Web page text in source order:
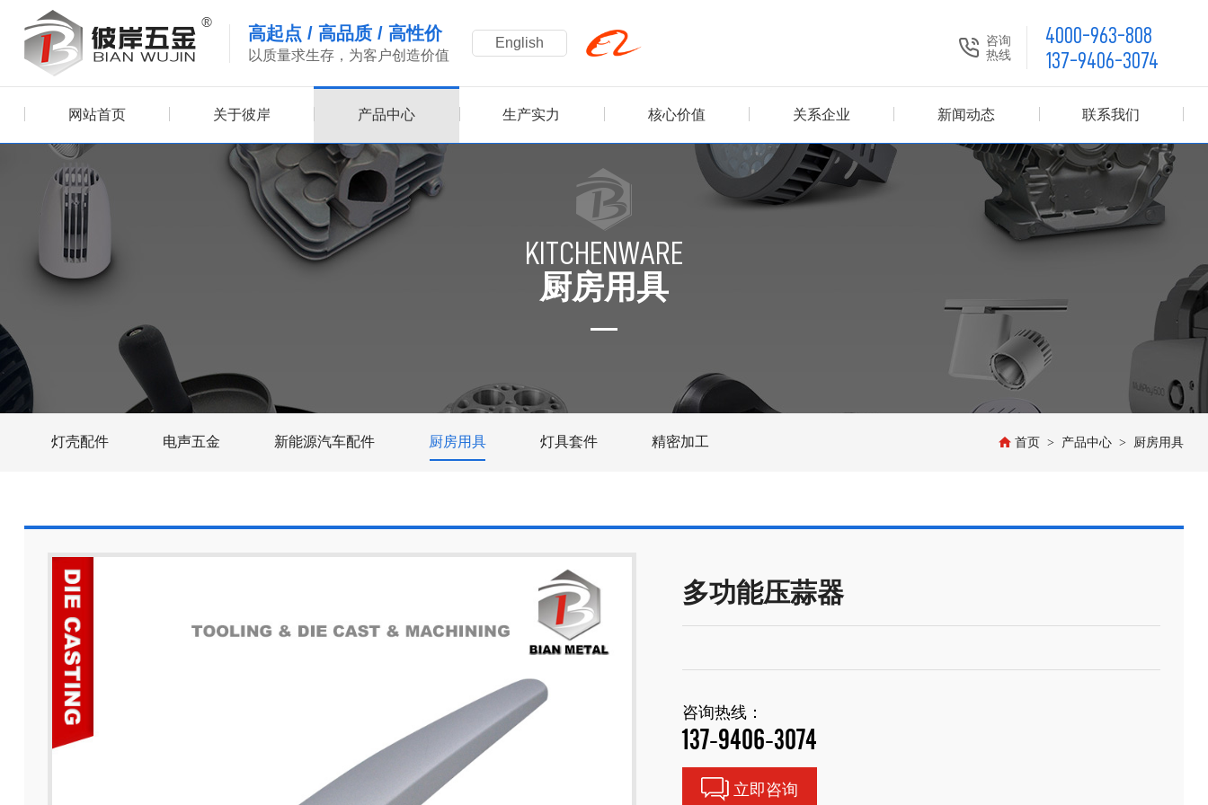
高起点 / 高品质/ 高性价
以质量求生存，为客户创造价值
English
咨询
热线
4000-963-808
137-9406-3074
网站首页 关于彼岸 产品中心 生产实力 核心价值 关系企业 新闻动态 联系我们
KITCHENWARE
厨房用具
灯壳配件 电声五金 新能源汽车配件 厨房用具 灯具套件 精密加工 首页 > 产品中心 > 厨房用具
多功能压蒜器
咨询热线：
137-9406-3074
立即咨询